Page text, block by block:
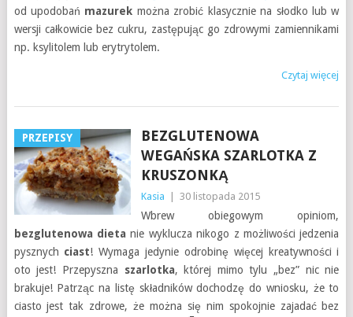
od upodobań mazurek można zrobić klasycznie na słodko lub w
wersji całkowicie bez cukru, zastępując go zdrowymi zamiennikami
np. ksylitolem lub erytrytolem.
Czytaj więcej
PRZEPISY
BEZGLUTENOWA
WEGAŃSKA SZARLOTKA Z
KRUSZONKĄ
Kasia 30 listopada 2015
Wbrew obiegowym opiniom,
bezglutenowa dieta nie wyklucza nikogo z możliwości jedzenia
pysznych ciast! Wymaga jedynie odrobinę więcej kreatywności i
oto jest! Przepyszna szarlotka, której mimo tylu „bez” nic nie
brakuje! Patrząc na listę składników dochodzę do wniosku, że to
ciasto jest tak zdrowe, że można się nim spokojnie zajadać bez